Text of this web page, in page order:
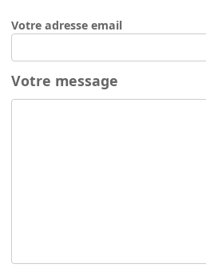
Votre adresse email
Votre message